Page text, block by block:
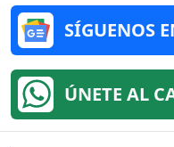
SÍGUENOS
ÚNETE AL